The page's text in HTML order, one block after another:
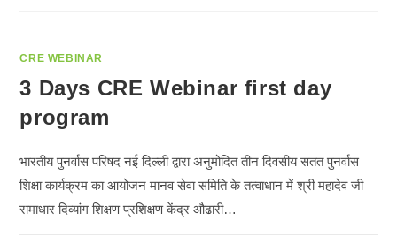
CRE WEBINAR
3 Days CRE Webinar first day
program
भारतीय पुनर्वास परिषद नई दिल्ली द्वारा अनुमोदित तीन दिवसीय सतत पुनर्वास
शिक्षा कार्यक्रम का आयोजन मानव सेवा समिति के तत्वाधान में श्री महादेव जी
रामाधार दिव्यांग शिक्षण प्रशिक्षण केंद्र औढारी…